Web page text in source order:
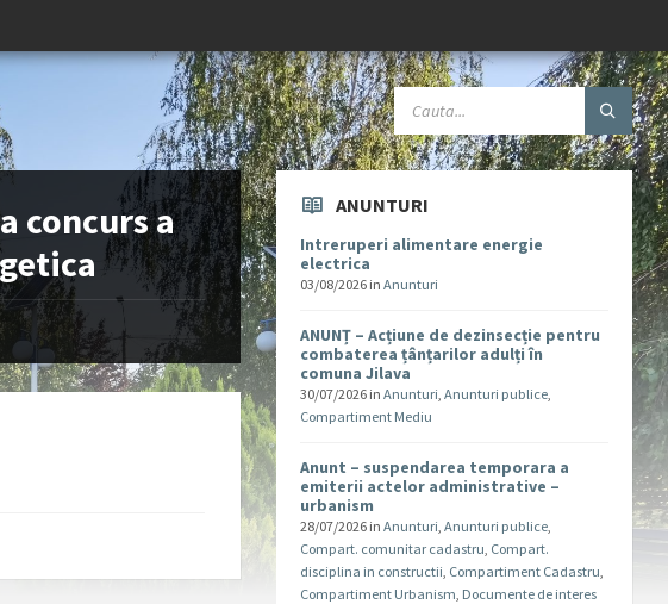
concurs a
ANUNTURI
Intreruperi alimentare energie
electrica
03/08/2026 inAnunturi
ANUNȚ – Acțiune de dezinsecție pentru
combaterea țânțarilor adulți în
comuna Jilava
30/07/2026 inAnunturi,Anunturi publice,
Compartiment Mediu
Anunt – suspendarea temporara a
emiterii actelor administrative –
urbanism
28/07/2026 inAnunturi,Anunturi publice,
Compart. comunitar cadastru, Compart.
disciplina in constructii, Compartiment Cadastru,
Compartiment Urbanism, Documente de interes